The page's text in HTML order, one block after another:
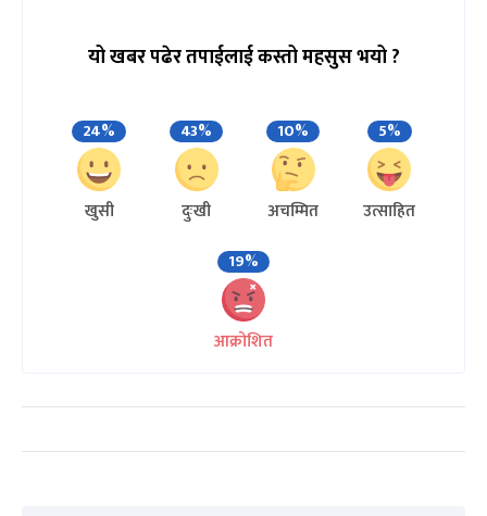
यो खबर पढेर तपाईलाई कस्तो महसुस भयो ?
24%
खुसी
43%
दुःखी
10%
अचम्मित
5%
उत्साहित
19%
आक्रोशित